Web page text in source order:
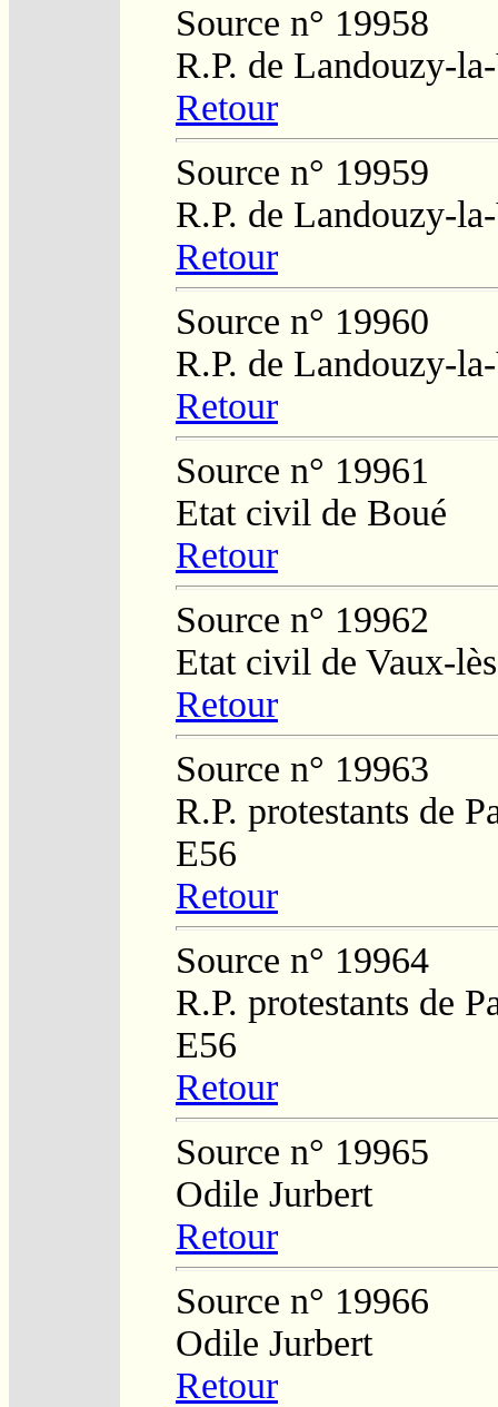
Source n° 19958
R.P. de Landouzy-
Retour
Source n° 19959
R.P. de Landouzy-
Retour
Source n° 19960
R.P. de Landouzy-
Retour
Source n° 19961
Etat civil de Boué
Retour
Source n° 19962
Etat civil de Vaux-
Retour
Source n° 19963
R.P. protestants de
E56
Retour
Source n° 19964
R.P. protestants de
E56
Retour
Source n° 19965
Odile Jurbert
Retour
Source n° 19966
Odile Jurbert
Retour